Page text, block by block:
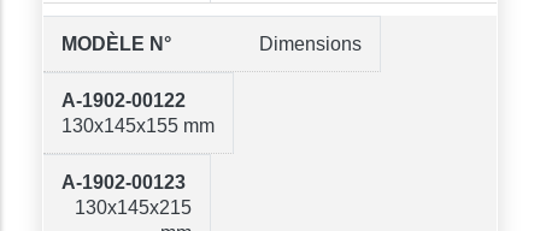
Dimensions
130x145x155 mm
130x145x215